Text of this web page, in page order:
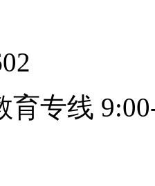
育专线